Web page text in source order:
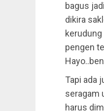
bagus
dikira
pengen
Tapi ada
seragam
harus